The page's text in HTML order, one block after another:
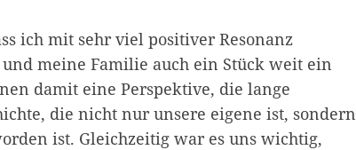
ich mit sehr viel positiver Resonanz
meine Familie auch ein Stück weit ein
damit eine Perspektive, die lange
die nicht nur unsere eigene ist, sondern
ist. Gleichzeitig war es uns wichtig,